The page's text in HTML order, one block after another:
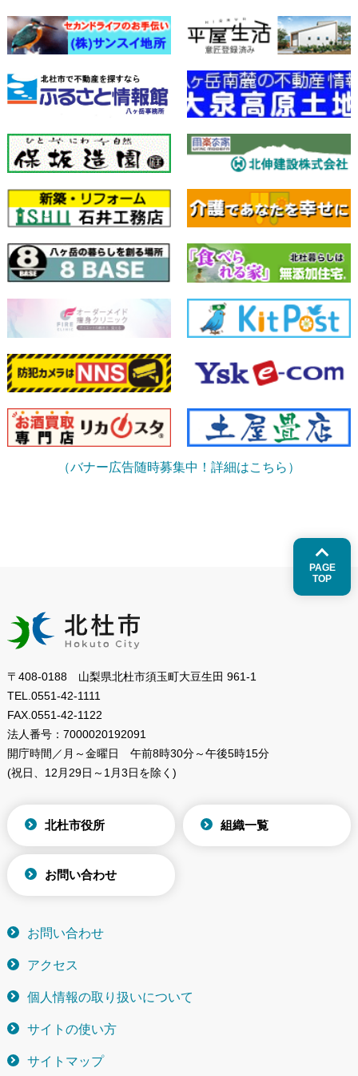
（バナー広告随時募集中！詳細はこちら）
PAGE
TOP
〒408-0188 山梨県北杜市須玉町大豆生田 961-1
TEL. 0551-42-1111
FAX. 0551-42-1122
法人番号： 7000020192091
開庁時間／月～金曜日
午前8時30分～午後5時15分
(祝日、12月29日～1月3日を除く)
北杜市役所 組織一覧
お問い合わせ
お問い合わせ
アクセス
個人情報の取り扱いについて
サイトの使い方
サイトマップ